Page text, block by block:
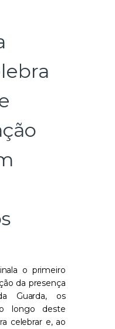
o primeiro
da presença
Guarda, os
longo deste
celebrar e, ao